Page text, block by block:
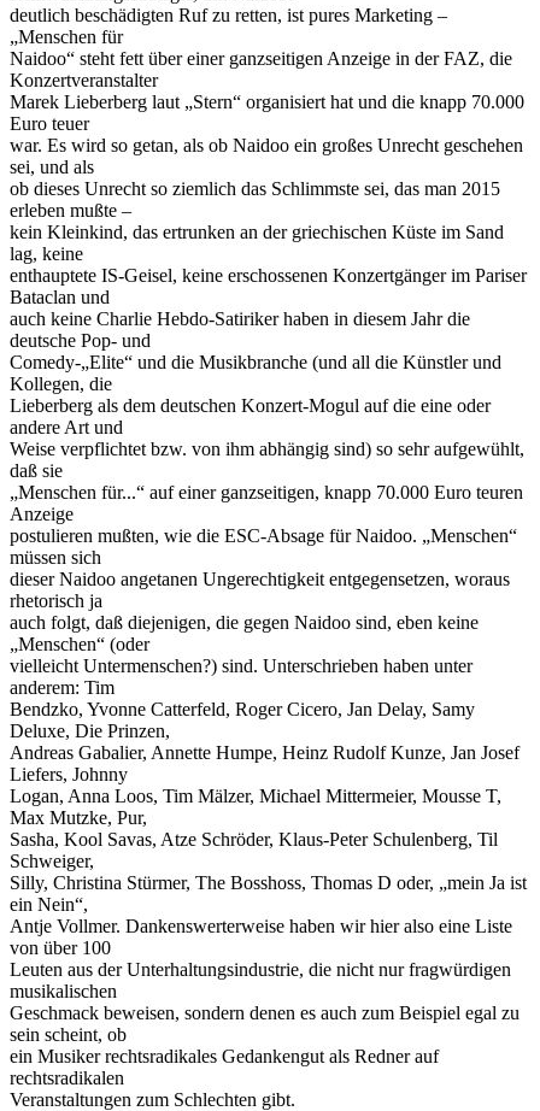
deutlich beschädigten Ruf zu retten, ist pures Marketing –
„Menschen für
Naidoo“ steht fett über einer ganzseitigen Anzeige in der FAZ, die
Konzertveranstalter
Marek Lieberberg laut „Stern“ organisiert hat und die knapp 70.000
Euro teuer
war. Es wird so getan, als ob Naidoo ein großes Unrecht geschehen
sei, und als
ob dieses Unrecht so ziemlich das Schlimmste sei, das man 2015
erleben mußte –
kein Kleinkind, das ertrunken an der griechischen Küste im Sand
lag, keine
enthauptete IS-Geisel, keine erschossenen Konzertgänger im Pariser
Bataclan und
auch keine Charlie Hebdo-Satiriker haben in diesem Jahr die
deutsche Pop- und
Comedy-„Elite“ und die Musikbranche (und all die Künstler und
Kollegen, die
Lieberberg als dem deutschen Konzert-Mogul auf die eine oder
andere Art und
Weise verpflichtet bzw. von ihm abhängig sind) so sehr aufgewühlt,
daß sie
„Menschen für...“ auf einer ganzseitigen, knapp 70.000 Euro teuren
Anzeige
postulieren mußten, wie die ESC-Absage für Naidoo. „Menschen“
müssen sich
dieser Naidoo angetanen Ungerechtigkeit entgegensetzen, woraus
rhetorisch ja
auch folgt, daß diejenigen, die gegen Naidoo sind, eben keine
„Menschen“ (oder
vielleicht Untermenschen?) sind. Unterschrieben haben unter
anderem: Tim
Bendzko, Yvonne Catterfeld, Roger Cicero, Jan Delay, Samy
Deluxe, Die Prinzen,
Andreas Gabalier, Annette Humpe, Heinz Rudolf Kunze, Jan Josef
Liefers, Johnny
Logan, Anna Loos, Tim Mälzer, Michael Mittermeier, Mousse T,
Max Mutzke, Pur,
Sasha, Kool Savas, Atze Schröder, Klaus-Peter Schulenberg, Til
Schweiger,
Silly, Christina Stürmer, The Bosshoss, Thomas D oder, „mein Ja ist
ein Nein“,
Antje Vollmer. Dankenswerterweise haben wir hier also eine Liste
von über 100
Leuten aus der Unterhaltungsindustrie, die nicht nur fragwürdigen
musikalischen
Geschmack beweisen, sondern denen es auch zum Beispiel egal zu
sein scheint, ob
ein Musiker rechtsradikales Gedankengut als Redner auf
rechtsradikalen
Veranstaltungen zum Schlechten gibt.